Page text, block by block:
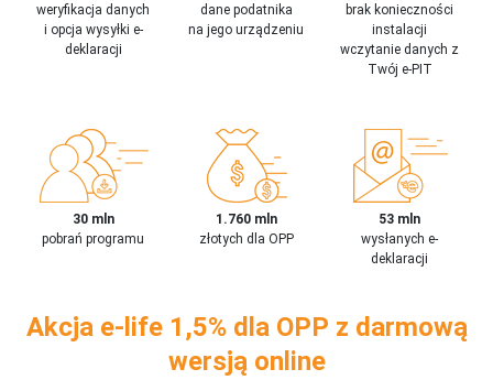
weryfikacja danych
i opcja wysyłki e-
deklaracji
dane podatnika
na jego urządzeniu
brak konieczności
instalacji
wczytanie danych z
Twój e-PIT
30 mln
pobrań programu
1.760 mln
złotych dla OPP
53 mln
wysłanych e-
deklaracji
Akcja e-life 1,5% dla OPP z darmową
wersją online